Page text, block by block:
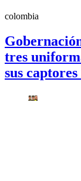
colombia
tres
sus